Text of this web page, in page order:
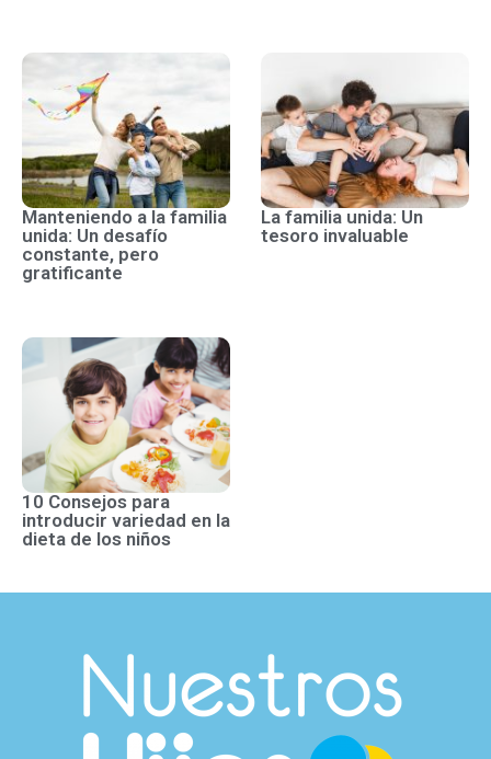
Manteniendo a la familia
unida: Un desafío
constante, pero
gratificante
La familia unida: Un
tesoro invaluable
10 Consejos para
introducir variedad en la
dieta de los niños